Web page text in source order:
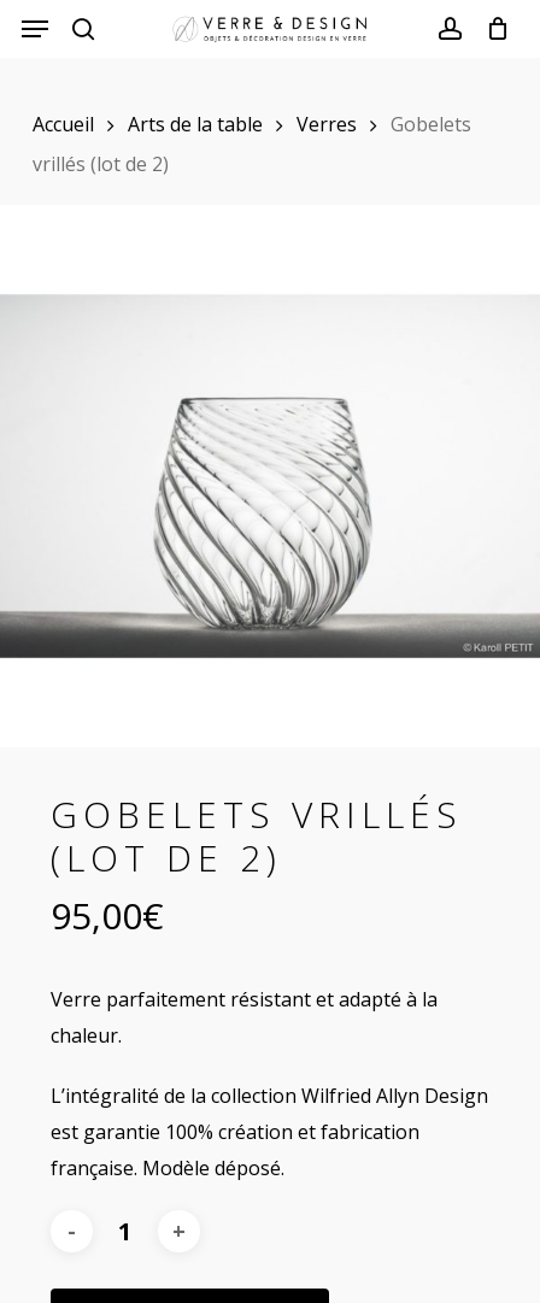
Skip
content
Accueil Arts de la table Verres
Gobelets
vrillés (lot de 2)
GOBELETS VRILLÉS
(LOT DE 2)
95,00€
Verre parfaitement résistant et adapté à la
chaleur.
L’intégralité de la collection Wilfried Allyn Design
est garantie 100% création et fabrication
française. Modèle déposé.